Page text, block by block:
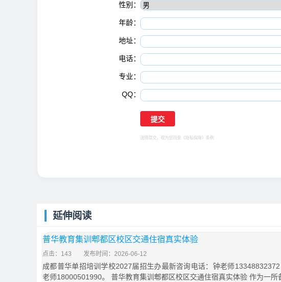
性别：
年龄：
地址：
电话：
专业：
QQ：
选择提交，视为您同意 《隐私保障》 条例
延伸阅读
普华教育集训郫都区校区交通住宿真实体验
点击：143 发布时间：2026-06-12
成都普华单招培训学校2027届招生办最新咨询电话：钟老师
老师18000501990。 普华教育集训郫都区校区交通住宿真实体验 作为一所